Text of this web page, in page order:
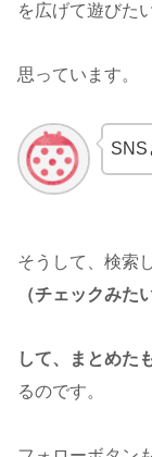
を広げて遊びた
思っています。
SNS
そうして、検索
（チェックみた
して、まとめた
るのです。